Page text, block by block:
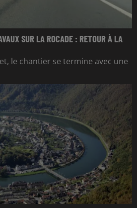
SUR LA ROCADE : RETOUR À LA
le chantier se termine avec une